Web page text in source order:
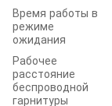
Время работы в
режиме
ожидания
Рабочее
расстояние
беспроводной
гарнитуры